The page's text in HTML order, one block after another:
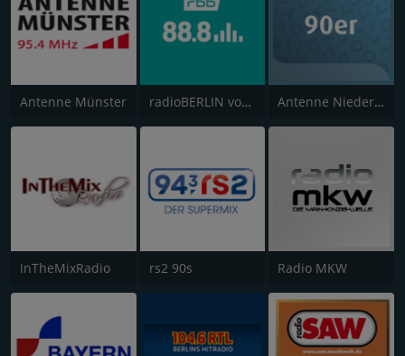
Antenne Münster radioBERLIN vom rbb Antenne Niedersachsen 90er
InTheMixRadio rs2 90s Radio MKW